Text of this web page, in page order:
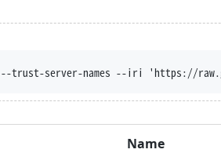
--trust-server-names --iri
Name